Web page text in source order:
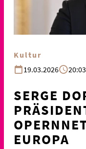
Kultur
19.03.2026
SERGE
EUROPA